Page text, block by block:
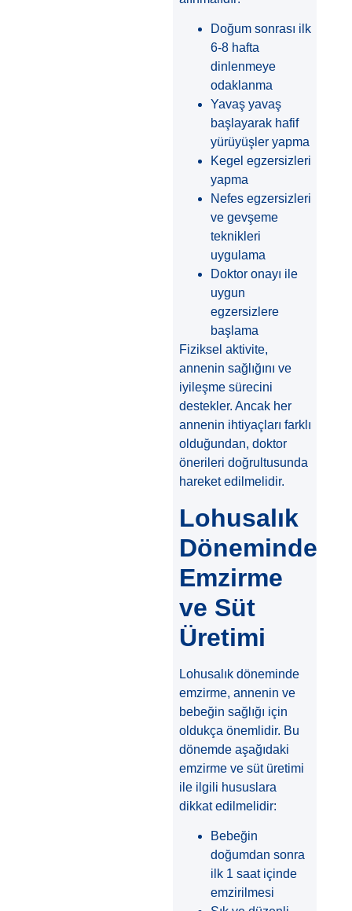
Doğum sonrası ilk
6-8 hafta
dinlenmeye
odaklanma
Yavaş yavaş
başlayarak hafif
yürüyüşler yapma
Kegel egzersizleri
yapma
Nefes egzersizleri
ve gevşeme
teknikleri
uygulama
Doktor onayı ile
uygun
egzersizlere
başlama
Fiziksel aktivite,
annenin sağlığını ve
iyileşme sürecini
destekler. Ancak her
annenin ihtiyaçları farklı
olduğundan, doktor
önerileri doğrultusunda
hareket edilmelidir.
Lohusalık
Döneminde
Emzirme
ve Süt
Üretimi
Lohusalık döneminde
emzirme, annenin ve
bebeğin sağlığı için
oldukça önemlidir. Bu
dönemde aşağıdaki
emzirme ve süt üretimi
ile ilgili hususlara
dikkat edilmelidir:
Bebeğin
doğumdan sonra
ilk 1 saat içinde
emzirilmesi